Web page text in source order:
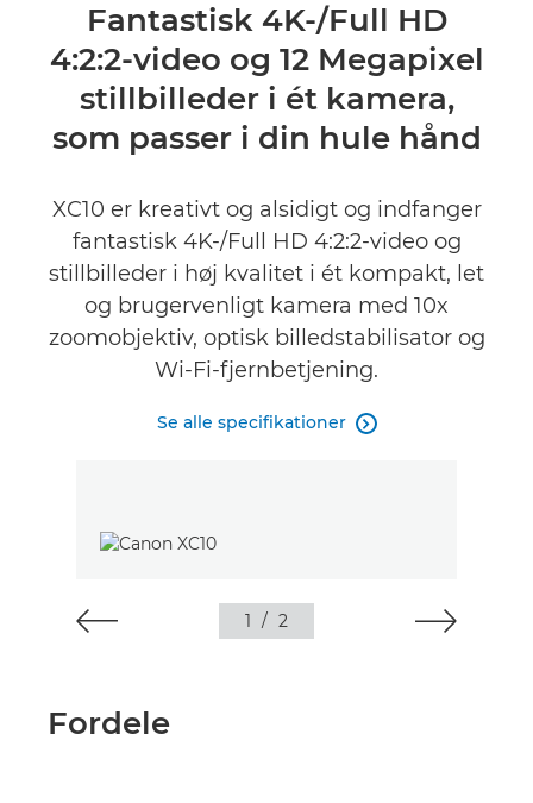
Specifikationer
Fantastisk 4K-/Full HD
4:2:2-video og 12 Megapixel
stillbilleder i ét kamera,
som passer i din hule hånd
XC10 er kreativt og alsidigt og indfanger
fantastisk 4K-/Full HD 4:2:2-video og
stillbilleder i høj kvalitet i ét kompakt, let
og brugervenligt kamera med 10x
zoomobjektiv, optisk billedstabilisator og
Wi-Fi-fjernbetjening.
Se alle specifikationer 
1 / 2
Fordele